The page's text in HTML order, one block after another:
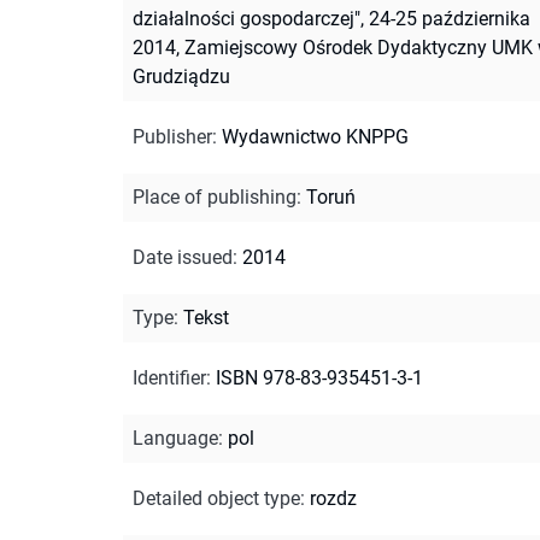
działalności gospodarczej", 24-25 października
2014, Zamiejscowy Ośrodek Dydaktyczny UMK
Grudziądzu
Publisher: Wydawnictwo KNPPG
Place of publishing: Toruń
Date issued: 2014
Type: Tekst
Identifier: ISBN 978-83-935451-3-1
Language: pol
Detailed object type: rozdz